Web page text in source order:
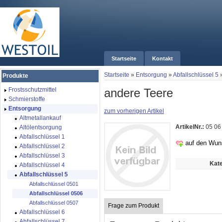
Startseite Kontakt
Startseite » Entsorgung »Abfallschlüssel 5
andere Teere
zum vorherigen Artikel
ArtikelNr.: 05
auf den
Frage zum Produkt
Produkte
Frostsschutzmittel
Schmierstoffe
Entsorgung
Altmetallankauf
Altölentsorgung
Abfallschlüssel 1
Abfallschlüssel 2
Abfallschlüssel 3
Abfallschlüssel 4
Abfallschlüssel 5
Abfallschlüssel 0501
Abfallschlüssel 0506
Abfallschlüssel 0507
Abfallschlüssel 6